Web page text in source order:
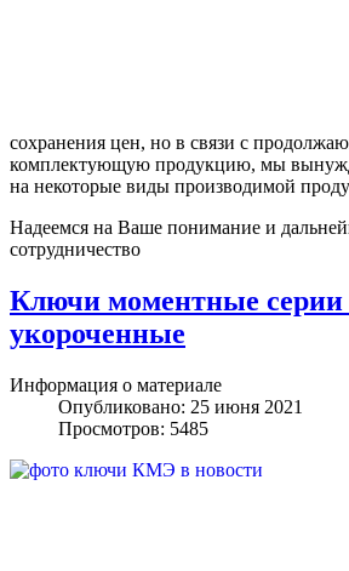
сохранения цен, но в связи с
комплектующую продукцию, мы
на некоторые виды производимой
Надеемся на Ваше понимание и
сотрудничество
Ключи моментные
укороченные
Информация о материале
Опубликовано: 25 июня 2021
Просмотров: 5485